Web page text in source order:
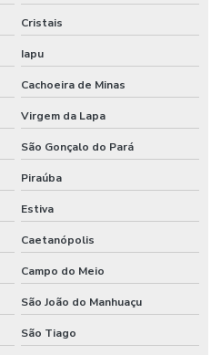
Cristais
Iapu
Cachoeira de Minas
Virgem da Lapa
São Gonçalo do Pará
Piraúba
Estiva
Caetanópolis
Campo do Meio
São João do Manhuaçu
São Tiago